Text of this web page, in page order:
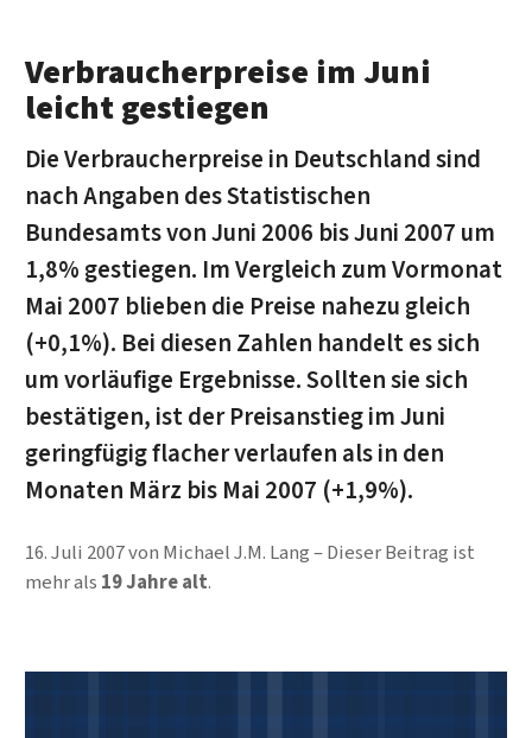
Verbraucherpreise im Juni
leicht gestiegen
Die Verbraucherpreise in Deutschland sind
nach Angaben des Statistischen
Bundesamts von Juni 2006 bis Juni 2007 um
1,8% gestiegen. Im Vergleich zum Vormonat
Mai 2007 blieben die Preise nahezu gleich
(+0,1%). Bei diesen Zahlen handelt es sich
um vorläufige Ergebnisse. Sollten sie sich
bestätigen, ist der Preisanstieg im Juni
geringfügig flacher verlaufen als in den
Monaten März bis Mai 2007 (+1,9%).
16. Juli 2007von Michael J.M. Lang
Dieser Beitrag ist
mehr als 19 Jahre alt.